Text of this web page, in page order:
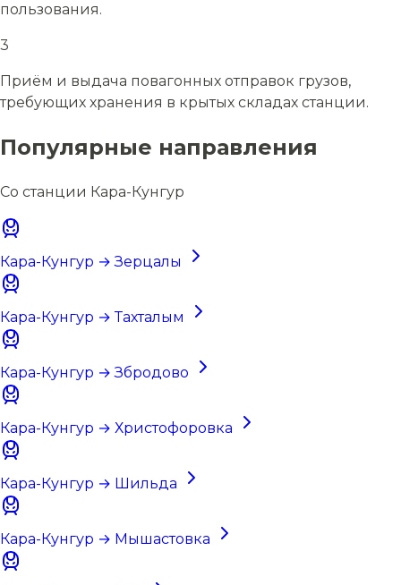
пользования.
3
Приём и выдача повагонных отправок грузов,
требующих хранения в крытых складах станции.
Популярные направления
Со станции Кара-Кунгур
Кара-Кунгур → Зерцалы
Кара-Кунгур → Тахталым
Кара-Кунгур → Збродово
Кара-Кунгур → Христофоровка
Кара-Кунгур → Шильда
Кара-Кунгур → Мышастовка